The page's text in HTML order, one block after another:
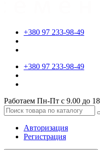
+380 97 233-98-49
+380 97 233-98-49
Работаем Пн-Пт с 9.00 до
Авторизация
Регистрация